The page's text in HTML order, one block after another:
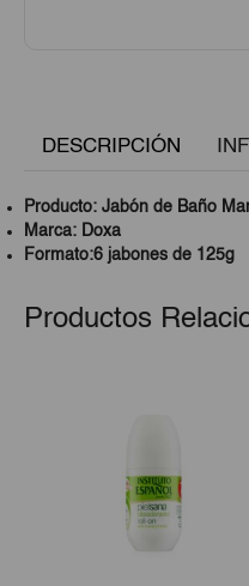
DESCRIPCIÓN
Producto: Jabón de Baño
Marca: Doxa
Formato:6 jabones de 125g
Productos